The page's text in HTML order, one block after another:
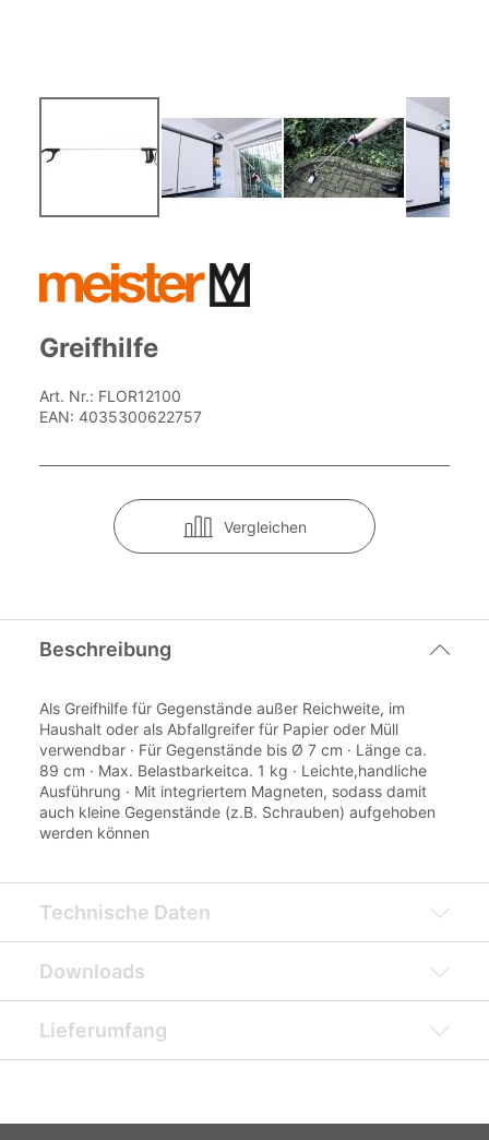
der
Bildgalerie
Greifhilfe
Art. Nr.: FLOR12100
EAN: 4035300622757
Vergleichen
Beschreibung
Als Greifhilfe für Gegenstände außer Reichweite, im
Haushalt oder als Abfallgreifer für Papier oder Müll
verwendbar · Für Gegenstände bis Ø 7 cm · Länge ca.
89 cm · Max. Belastbarkeitca. 1 kg · Leichte,handliche
Ausführung · Mit integriertem Magneten, sodass damit
auch kleine Gegenstände (z.B. Schrauben) aufgehoben
werden können
Technische Daten
Downloads
Lieferumfang